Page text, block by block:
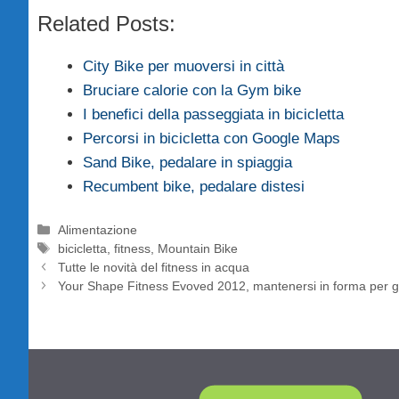
Related Posts:
City Bike per muoversi in città
Bruciare calorie con la Gym bike
I benefici della passeggiata in bicicletta
Percorsi in bicicletta con Google Maps
Sand Bike, pedalare in spiaggia
Recumbent bike, pedalare distesi
Categorie
Alimentazione
Tag
bicicletta ,fitness Mountain Bike
Tutte le novità del fitness in acqua
Your Shape Fitness Evoved 2012, mantenersi in forma per